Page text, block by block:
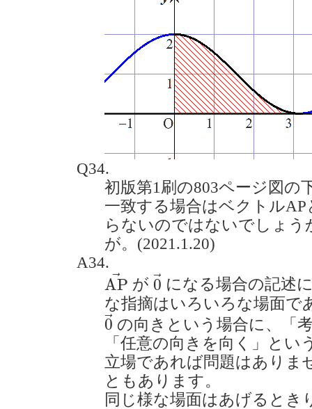
Q34.
初版第1刷の803ページ図の
一致する場合はベクトル
らないのではないでしょ
が。(2021.1.20)
A34.
→
AP
AP
が →
0
0 →
になる場合の記述
な指摘はいろいろな場面で
→
0
0→
の向きという場合に、「
「任意の向きを向く」と
立場であれば問題はありま
ともあります。
同じ様な場面はあげるとき